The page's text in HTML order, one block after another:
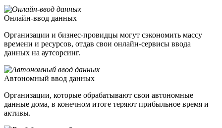
Онлайн-ввод данных
Организации и бизнес-провидцы могут сэкономить массу
времени и ресурсов, отдав свои онлайн-сервисы ввода
данных на аутсорсинг.
Автономный ввод данных
Организации, которые обрабатывают свои автономные
данные дома, в конечном итоге теряют прибыльное время и
активы.